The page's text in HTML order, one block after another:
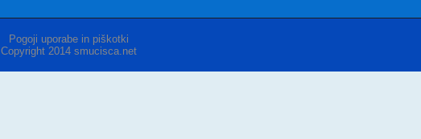
Pogoji uporabe in piškotki
Copyright 2014 smucisca.net